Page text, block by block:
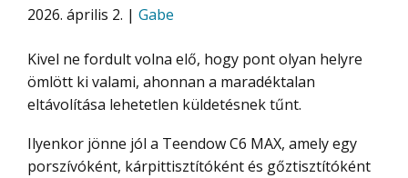
2026. április 2. | Gabe
Kivel ne fordult volna elő, hogy pont olyan helyre
ömlött ki valami, ahonnan a maradéktalan
eltávolítása lehetetlen küldetésnek tűnt.
Ilyenkor jönne jól a Teendow C6 MAX, amely egy
porszívóként, kárpittisztítóként és gőztisztítóként